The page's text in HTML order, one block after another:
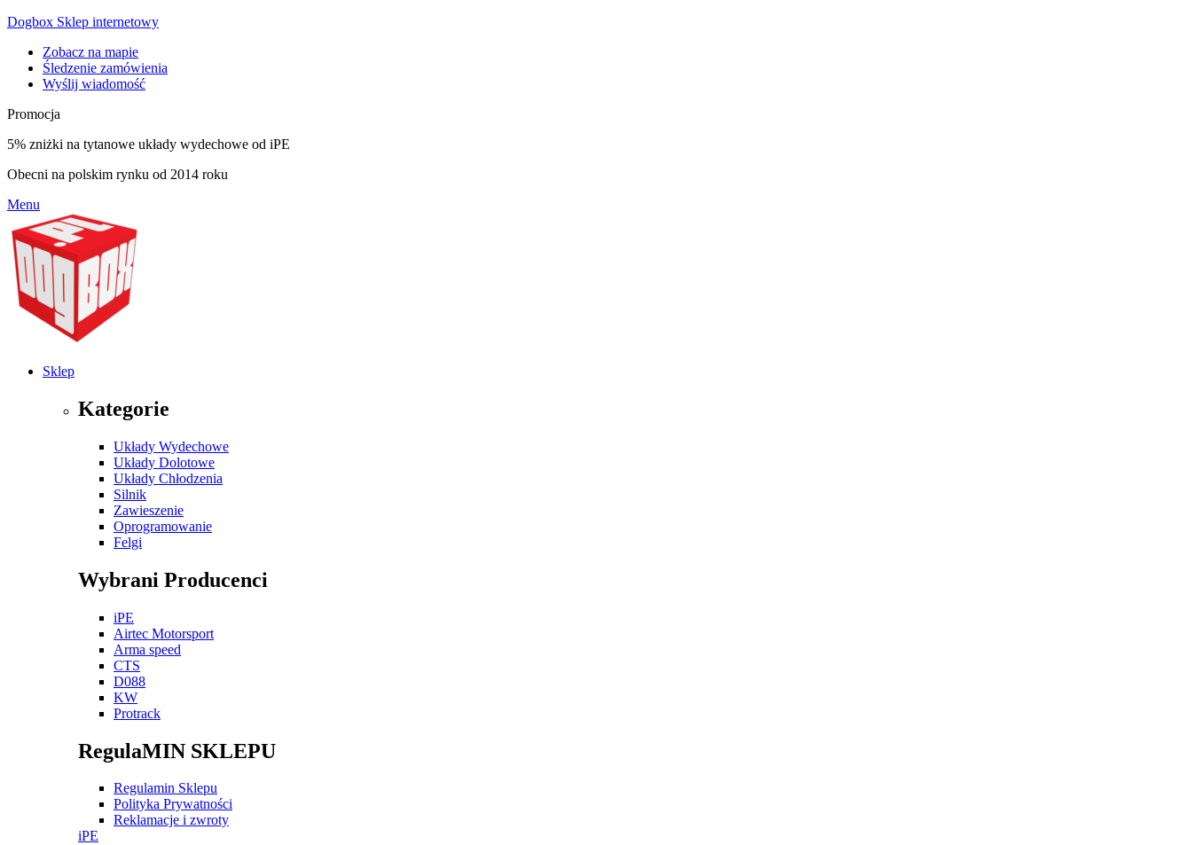
Dogbox Sklep internetowy
Zobacz na mapie
Śledzenie zamówienia
Wyślij wiadomość
Promocja
5% zniżki na tytanowe układy wydechowe od iPE
Obecni na polskim rynku od 2014 roku
Menu
Sklep
Kategorie
Układy Wydechowe
Układy Dolotowe
Układy Chłodzenia
Silnik
Zawieszenie
Oprogramowanie
Felgi
Wybrani Producenci
iPE
Airtec Motorsport
Arma speed
CTS
D088
KW
Protrack
RegulaMIN SKLEPU
Regulamin Sklepu
Polityka Prywatności
Reklamacje i zwroty
iPE